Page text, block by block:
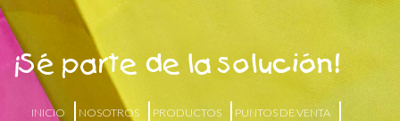
¡Sé parte de la solución!
INICIO NOSOTROS PRODUCTOS
PUNTOS DE VENTA